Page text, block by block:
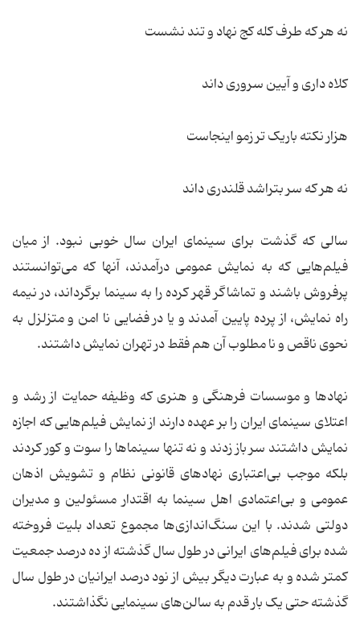
نه هر که طرف کله کج نهاد و تند نشست
کلاه داری و آیین سروری داند
هزار نکته باریک تر زمو اینجاست
نه هر که سر بتراشد قلندری داند
سالی که گذشت برای سینمای ایران سال خوبی نبود. از میان
فیلم‌هایی که به نمایش عمومی درآمدند، آنها که می‌توانستند
پرفروش باشند و تماشاگر قهر کرده را به سینما برگرداند، در نیمه
راه نمایش، از پرده پایین آمدند و یا در فضایی نا امن و متزلزل به
نحوی ناقص و نا مطلوب آن هم فقط در تهران نمایش داشتند.
نهادها و موسسات فرهنگی و هنری که وظیفه حمایت از رشد و
اعتلای سینمای ایران را بر عهده دارند از نمایش فیلم‌هایی که اجازه
نمایش داشتند سر باز زدند و نه تنها سینماها را سوت و کور کردند
بلکه موجب بی‌اعتباری نهادهای قانونی نظام و تشویش اذهان
عمومی و بی‌اعتمادی اهل سینما به اقتدار مسئولین و مدیران
دولتی شدند. با این سنگ‌اندازی‌ها مجموع تعداد بلیت فروخته
شده برای فیلم‌های ایرانی در طول سال گذشته از ده درصد جمعیت
کمتر شده و به عبارت دیگر بیش از نود درصد ایرانیان در طول سال
گذشته حتی یک بار قدم به سالن‌های سینمایی نگذاشتند.